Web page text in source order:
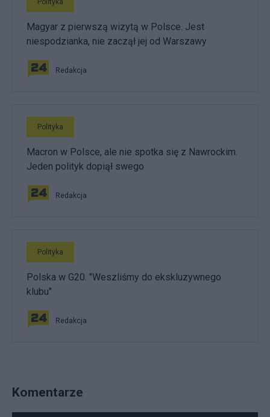
Polityka
Magyar z pierwszą wizytą w Polsce. Jest
niespodzianka, nie zaczął jej od Warszawy
Redakcja
Polityka
Macron w Polsce, ale nie spotka się z Nawrockim.
Jeden polityk dopiął swego
Redakcja
Polityka
Polska w G20. "Weszliśmy do ekskluzywnego
klubu"
Redakcja
Komentarze